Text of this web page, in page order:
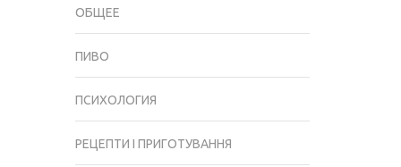
ОБЩЕЕ
ПИВО
ПСИХОЛОГИЯ
РЕЦЕПТИ І ПРИГОТУВАННЯ